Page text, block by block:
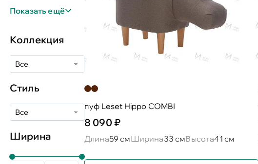
Показать ещё
Коллекция
Все
Стиль
Все
Ширина
пуф Leset Hippo COMBI
8 090 ₽
Длина59 смШирина33 смВысота41 см